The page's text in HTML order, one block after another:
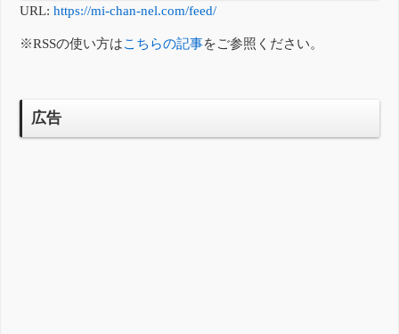
URL:https://mi-chan-nel.com/feed/
※RSSの使い方はこちらの記事をご参照ください。
広告